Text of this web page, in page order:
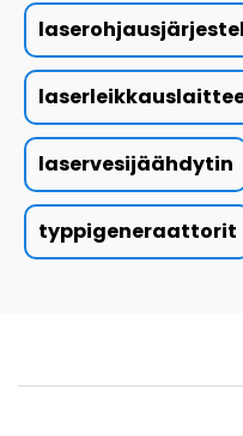
laservesijäähdytin
typpigeneraattorit